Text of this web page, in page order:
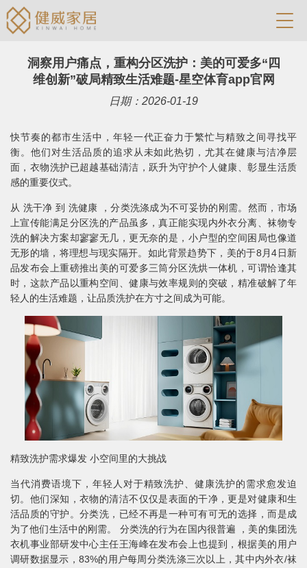
洞察用户痛点，重构分区洗护：美的可爱多“四
维创新”破局精致生活难题-星空体育app官网
日期：2026-01-19
快节奏的都市生活中，年轻一代正奋力于繁忙与精致之间寻找平
衡。他们对生活品质的追求从未如此热切，尤其在健康与洁净层
面，衣物洗护已超越基础清洁，跃升为守护个人健康、彰显生活质
感的重要仪式。
从 洗干净 到 洗健康 ，分类洗涤成为不可妥协的刚需。然而，市场
上宣传能满足分区洗的产品虽多，真正能实现内外衣分离、袜物专
洗的解决方案却寥寥无几，更无奈的是，小户型的空间困局也像道
无形的墙，将理想与现实隔开。如此背景趋势下，美的于8月4日新
品发布会上重磅推出美的可爱多三筒分区洗烘一体机，可谓恰逢其
时，这款产品以重构空间、健康与效率规则的突破，精准破解了年
轻人的生活难题，让品质洗护在方寸之间成为可能。
精致洗护需求爆发 小空间里的大挑战
当代消费语境下，年轻人对于精致洗护、健康洗护的需求愈发迫
切。他们深知，衣物的清洁不仅仅是表面的干净，更是对健康和生
活品质的守护。分类洗，已经不再是一种可有可无的选择，而是成
为了他们生活中的刚需。 分类洗的行为在国内很普遍 ，美的集团洗
衣机事业部研发中心主任王海峰在发布会上也提到，根据美的用户
调研数据显示，83%的用户每周分类洗涤三次以上，其中内外衣/袜